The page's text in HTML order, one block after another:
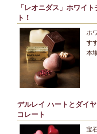
「レオニダス」ホワイ
ト！
ホ
す
本
デルレイ ハートとダイ
コレート
宝